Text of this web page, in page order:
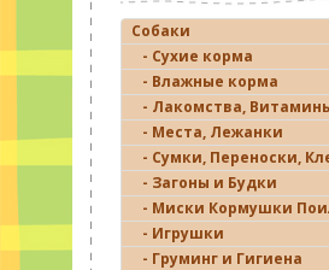
Собаки
- Сухие корма
- Влажные корма
- Лакомства,
- Места, Лежанки
- Сумки, Переноски,
- Загоны и Будки
- Миски Кормушки
- Игрушки
- Груминг и Гигиена